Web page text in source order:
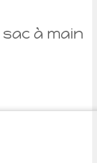
à main